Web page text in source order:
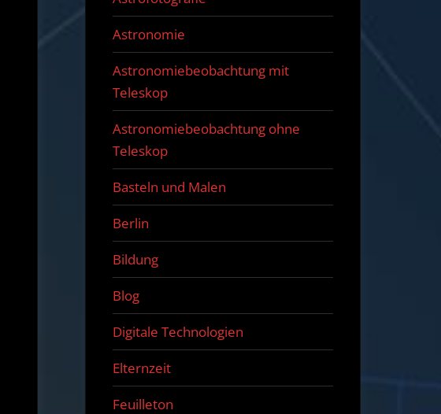
Astronomie
Astronomiebeobachtung mit
Teleskop
Astronomiebeobachtung ohne
Teleskop
Basteln und Malen
Berlin
Bildung
Blog
Digitale Technologien
Elternzeit
Feuilleton